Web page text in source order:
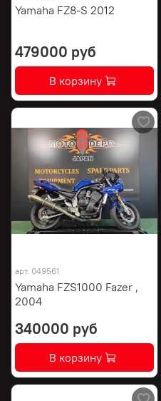
Yamaha FZ8-S 2012
479000 руб
В корзину
арт. 049561
Yamaha FZS1000 Fazer ,
2004
340000 руб
В корзину